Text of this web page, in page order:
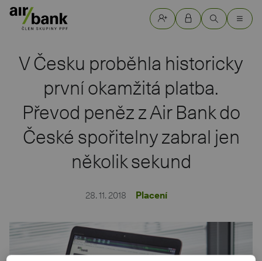
V Česku proběhla historicky
první okamžitá platba.
Převod peněz z Air Bank do
České spořitelny zabral jen
několik sekund
28. 11. 2018 Placení